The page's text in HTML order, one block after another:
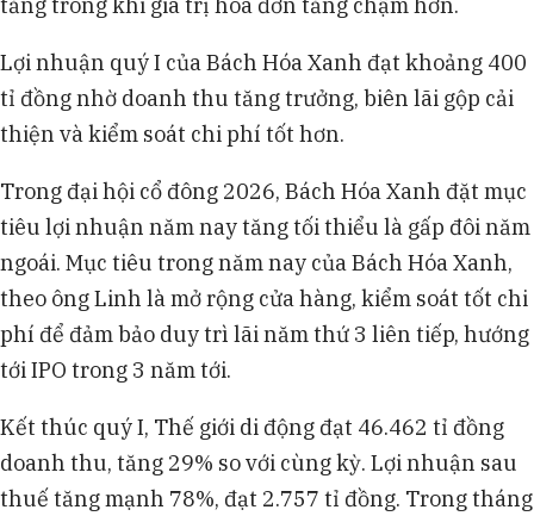
tăng trong khi giá trị hóa đơn tăng chậm hơn.
Lợi nhuận quý I của Bách Hóa Xanh đạt khoảng 400
tỉ đồng nhờ doanh thu tăng trưởng, biên lãi gộp cải
thiện và kiểm soát chi phí tốt hơn.
Trong đại hội cổ đông 2026, Bách Hóa Xanh đặt mục
tiêu lợi nhuận năm nay tăng tối thiểu là gấp đôi năm
ngoái. Mục tiêu trong năm nay của Bách Hóa Xanh,
theo ông Linh là mở rộng cửa hàng, kiểm soát tốt chi
phí để đảm bảo duy trì lãi năm thứ 3 liên tiếp, hướng
tới IPO trong 3 năm tới.
Kết thúc quý I, Thế giới di động đạt 46.462 tỉ đồng
doanh thu, tăng 29% so với cùng kỳ. Lợi nhuận sau
thuế tăng mạnh 78%, đạt 2.757 tỉ đồng. Trong tháng